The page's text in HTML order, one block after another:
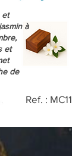
Ref. : MC11
et
à
et
de